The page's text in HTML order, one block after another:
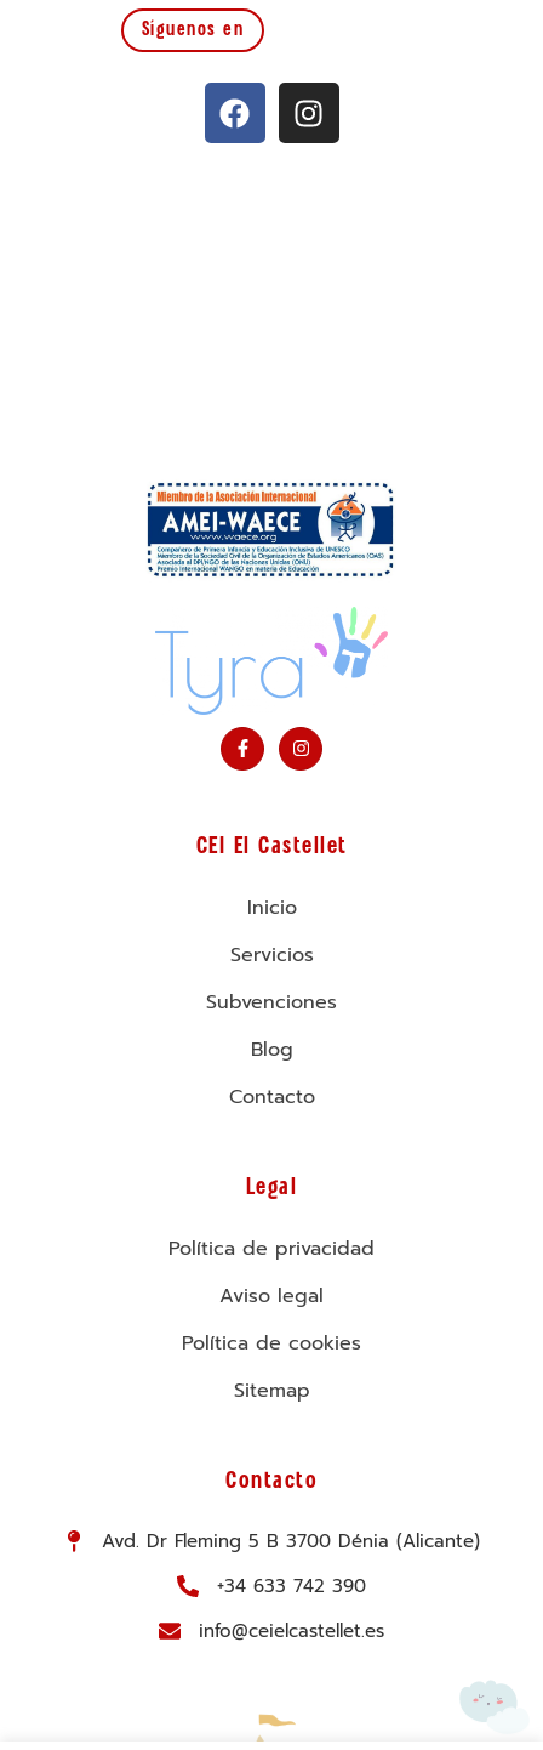
Síguenos en
CEI El Castellet
Inicio
Servicios
Subvenciones
Blog
Contacto
Legal
Política de privacidad
Aviso legal
Política de cookies
Sitemap
Contacto
Avd. Dr Fleming 5 B 3700 Dénia (Alicante)
+34 633 742 390
info@ceielcastellet.es